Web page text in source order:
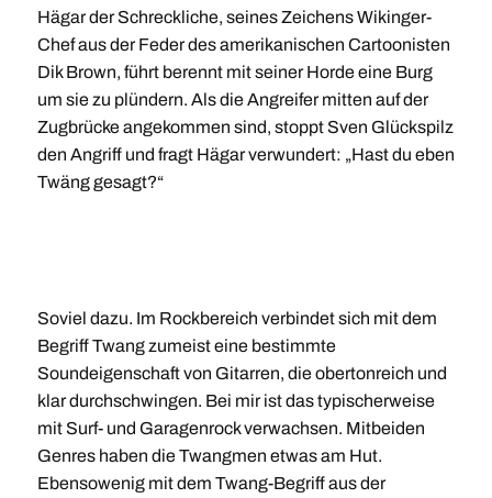
Hägar der Schreckliche, seines Zeichens Wikinger-
Chef aus der Feder des amerikanischen Cartoonisten
Dik Brown, führt berennt mit seiner Horde eine Burg
um sie zu plündern. Als die Angreifer mitten auf der
Zugbrücke angekommen sind, stoppt Sven Glückspilz
den Angriff und fragt Hägar verwundert: „Hast du eben
Twäng gesagt?“
Soviel dazu. Im Rockbereich verbindet sich mit dem
Begriff Twang zumeist eine bestimmte
Soundeigenschaft von Gitarren, die obertonreich und
klar durchschwingen. Bei mir ist das typischerweise
mit Surf- und Garagenrock verwachsen. Mitbeiden
Genres haben die Twangmen etwas am Hut.
Ebensowenig mit dem Twang-Begriff aus der